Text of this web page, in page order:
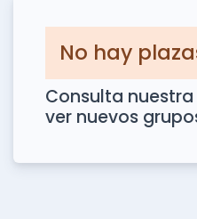
No hay
Consulta
ver nuevos